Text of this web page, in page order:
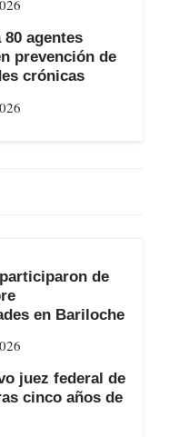
80 agentes
prevención de
crónicas
de
en Bariloche
juez federal de
cinco años de